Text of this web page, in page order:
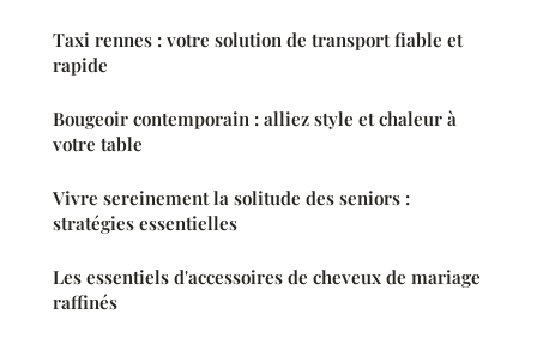
Taxi rennes : votre solution de transport fiable et
rapide
Bougeoir contemporain : alliez style et chaleur à
votre table
Vivre sereinement la solitude des seniors :
stratégies essentielles
Les essentiels d'accessoires de cheveux de mariage
raffinés